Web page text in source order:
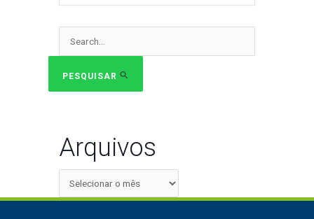
Pesquisar
PESQUISAR
Arquivos